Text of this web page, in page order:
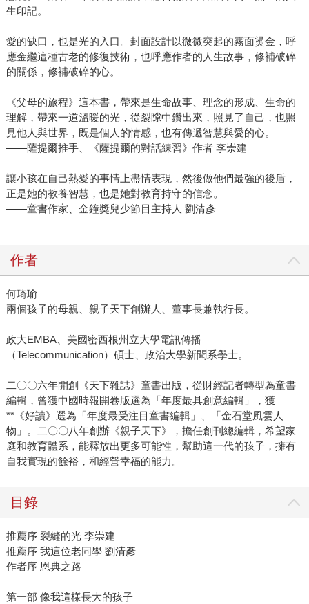
生印記。
愛的缺口，也是光的入口。封面設計以微微突起的霧面燙金，呼
應金繼這種古老的修復技術，也呼應作者的人生故事，修補破碎
的關係，修補破碎的心。
《父母的旅程》這本書，帶來是生命故事、理念的形成、生命的
理解，帶來一道溫暖的光，從裂隙中鑽出來，照見了自己，也照
見他人與世界，既是個人的情感，也有傳遞智慧與愛的心。
――薩提爾推手、《薩提爾的對話練習》作者 李崇建
讓小孩在自己熱愛的事情上盡情表現，然後做他們最強的後盾，
正是她的教養智慧，也是她對教育持守的信念。
――童書作家、金鐘獎兒少節目主持人 劉清彥
作者
何琦瑜
兩個孩子的母親、親子天下創辦人、董事長兼執行長。
政大EMBA、美國密西根州立大學電訊傳播
（Telecommunication）碩士、政治大學新聞系學士。
二〇〇六年開創《天下雜誌》童書出版，從財經記者轉型為童書
編輯，曾獲中國時報開卷版選為「年度最具創意編輯」，獲
**《好讀》選為「年度最受注目童書編輯」、「金石堂風雲人
物」。二〇〇八年創辦《親子天下》，擔任創刊總編輯，希望家
庭和教育體系，能釋放出更多可能性，幫助這一代的孩子，擁有
自我實現的餘裕，和經營幸福的能力。
目錄
推薦序 裂縫的光 李崇建
推薦序 我這位老同學 劉清彥
作者序 恩典之路
第一部 像我這樣長大的孩子